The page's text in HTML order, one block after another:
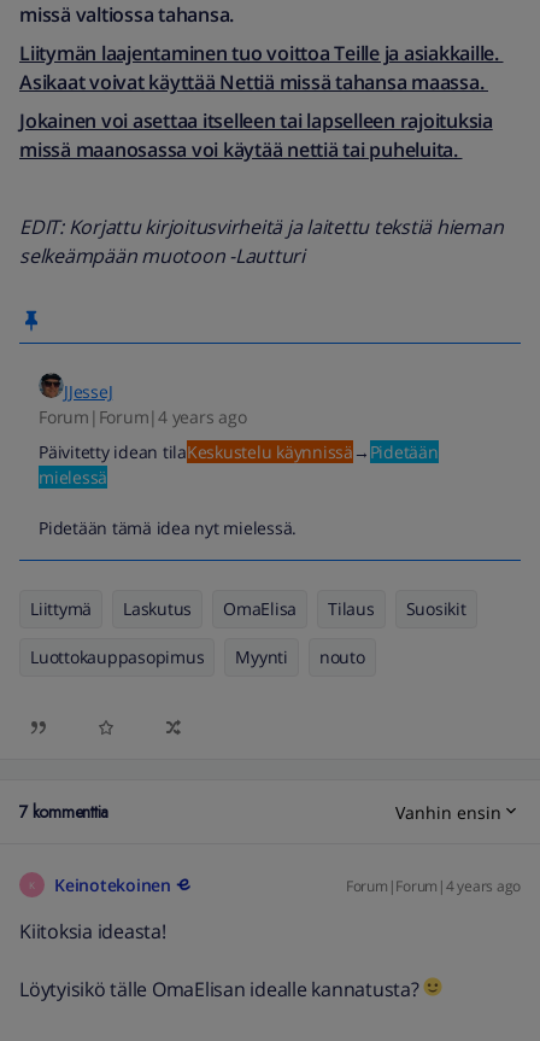
missä valtiossa tahansa.
Liitymän laajentaminen tuo voittoa Teille ja asiakkaille.
Asikaat voivat käyttää Nettiä missä tahansa maassa.
Jokainen voi asettaa itselleen tai lapselleen rajoituksia
missä maanosassa voi käytää nettiä tai puheluita.
EDIT: Korjattu kirjoitusvirheitä ja laitettu tekstiä hieman
selkeämpään muotoon -Lautturi
JJesseJ
Forum|Forum|4 years ago
Päivitetty idean tilaKeskustelu käynnissä → Pidetään
mielessä
Pidetään tämä idea nyt mielessä.
Liittymä Laskutus OmaElisa Tilaus Suosikit
Luottokauppasopimus Myynti nouto
7 kommenttia Vanhin ensin
K Keinotekoinen Forum|Forum|4 years ago
Kiitoksia ideasta!
Löytyisikö tälle OmaElisan idealle kannatusta?